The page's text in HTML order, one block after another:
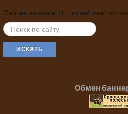
Сейчас на сайте 117 гостей и нет
ИСКАТЬ...
ИСКАТЬ
Обмен